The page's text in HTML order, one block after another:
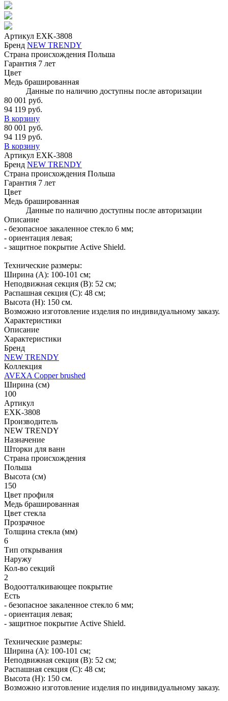
Артикул EXK-3808
Бренд NEW TRENDY
Страна происхождения Польша
Гарантия 7 лет
Цвет
Медь брашированная
Данные по наличию доступны после авторизации
80 001 руб.
94 119 руб.
В корзину
80 001 руб.
94 119 руб.
В корзину
Артикул EXK-3808
Бренд NEW TRENDY
Страна происхождения Польша
Гарантия 7 лет
Цвет
Медь брашированная
Данные по наличию доступны после авторизации
Описание
- безопасное закаленное стекло 6 мм;
- ориентация левая;
- защитное покрытие Active Shield.
Технические размеры:
Ширина (A): 100-101 см;
Неподвижная секция (B): 52 см;
Распашная секция (C): 48 см;
Высота (H): 150 см.
Возможно изготовление изделия по индивидуальному заказу.
Характеристики
Описание
Характеристики
Бренд
NEW TRENDY
Коллекция
AVEXA Copper brushed
Ширина (см)
100
Артикул
EXK-3808
Производитель
NEW TRENDY
Назначение
Шторки для ванн
Страна происхождения
Польша
Высота (см)
150
Цвет профиля
Медь брашированная
Цвет стекла
Прозрачное
Толщина стекла (мм)
6
Тип открывания
Наружу
Кол-во секций
2
Водоотталкивающее покрытие
Есть
- безопасное закаленное стекло 6 мм;
- ориентация левая;
- защитное покрытие Active Shield.
Технические размеры:
Ширина (A): 100-101 см;
Неподвижная секция (B): 52 см;
Распашная секция (C): 48 см;
Высота (H): 150 см.
Возможно изготовление изделия по индивидуальному заказу.